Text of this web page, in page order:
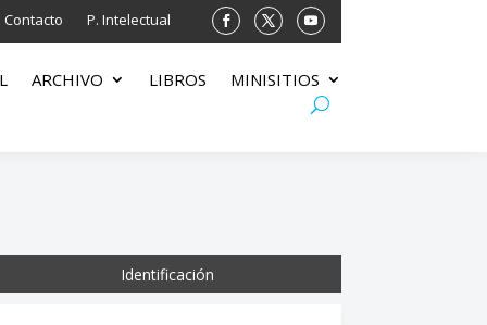
Contacto P. Intelectual
ARCHIVO LIBROS MINISITIOS
Identificación